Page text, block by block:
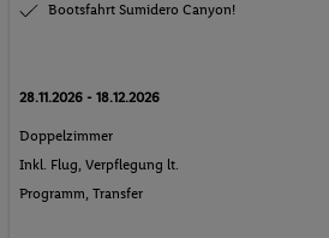
Bootsfahrt Sumidero Canyon!
28.11.2026 - 18.12.2026
Doppelzimmer
Inkl. Flug, Verpflegung lt.
Programm, Transfer